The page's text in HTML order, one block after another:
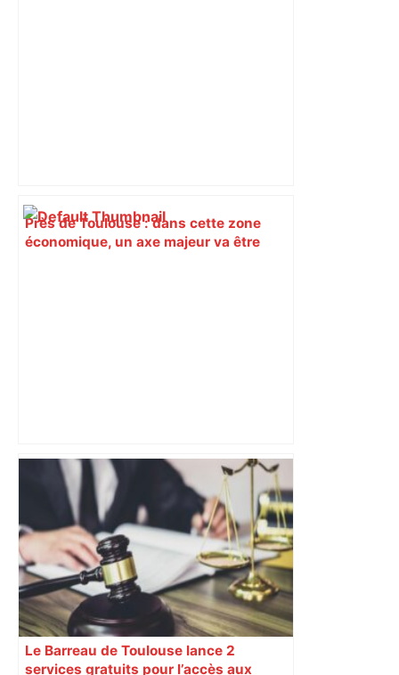
Près de Toulouse : dans cette zone
économique, un axe majeur va être
Travaux sur le périphérique toulousain
: le calendrier des fermetures
nocturnes prévues en mars –
ladepeche.fr
Le Barreau de Toulouse lance 2
services gratuits pour l’accès aux